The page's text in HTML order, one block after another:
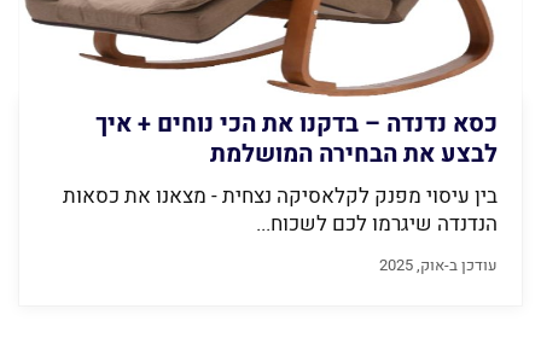
כסא נדנדה – בדקנו את הכי נוחים + איך
לבצע את הבחירה המושלמת
בין עיסוי מפנק לקלאסיקה נצחית - מצאנו את כסאות
הנדנדה שיגרמו לכם לשכוח...
עודכן ב-אוק, 2025